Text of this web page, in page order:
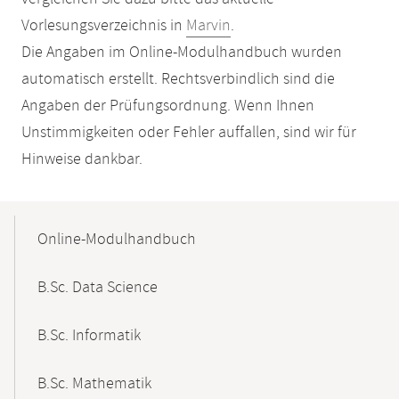
Vorlesungsverzeichnis in Marvin.
Die Angaben im Online-Modulhandbuch wurden
automatisch erstellt. Rechtsverbindlich sind die
Angaben der Prüfungsordnung. Wenn Ihnen
Unstimmigkeiten oder Fehler auffallen, sind wir für
Hinweise dankbar.
NavigationOnline-Modulhandbuch
B.Sc. Data Science
B.Sc. Informatik
B.Sc. Mathematik